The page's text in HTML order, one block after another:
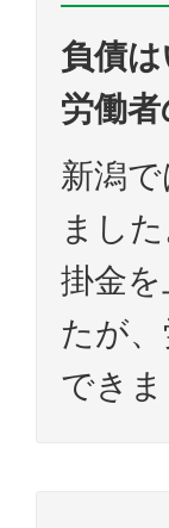
負債
労働
新潟
ました
掛金
たが
できま